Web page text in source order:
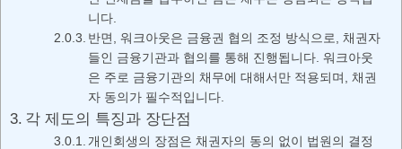
니다.
반면, 워크아웃은 금융권 협의 조정 방식으로, 채권자
들인 금융기관과 협의를 통해 진행됩니다. 워크아웃
은 주로 금융기관의 채무에 대해서만 적용되며, 채권
자 동의가 필수적입니다.
각 제도의 특징과 장단점
개인회생의 장점은 채권자의 동의 없이 법원의 결정